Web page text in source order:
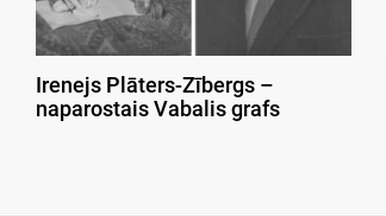
Irenejs Plāters-Zībergs –
naparostais Vabalis grafs